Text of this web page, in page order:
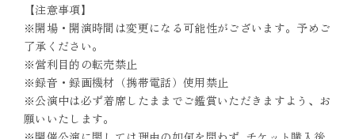
【注意事項】
※開場・開演時間は変更になる可能性がございます。予めご
了承ください。
※営利目的の転売禁止
※録音・録画機材（携帯電話）使用禁止
※公演中は必ず着席したままでご鑑賞いただきますよう、お
願いいたします。